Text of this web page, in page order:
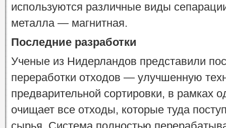
используются различные виды
металла — магнитная.
Последние разработки
Ученые из Нидерландов представили
переработки отходов — улучшенную
предварительной сортировки, в рамках
очищает все отходы, которые туда